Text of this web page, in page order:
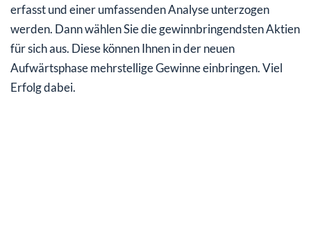
erfasst und einer umfassenden Analyse unterzogen
werden. Dann wählen Sie die gewinnbringendsten Aktien
für sich aus. Diese können Ihnen in der neuen
Aufwärtsphase mehrstellige Gewinne einbringen. Viel
Erfolg dabei.